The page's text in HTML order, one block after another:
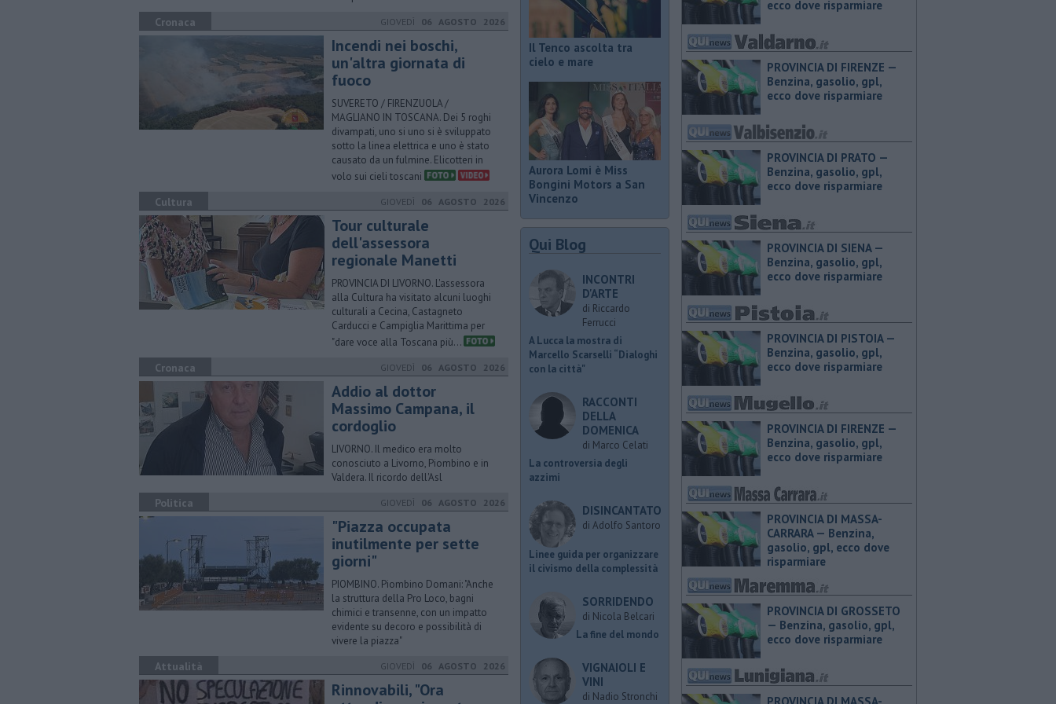
Cronaca GIOVEDÌ 06 AGOSTO 2026
Incendi nei boschi,
un'altra giornata di
fuoco
SUVERETO / FIRENZUOLA /
MAGLIANO IN TOSCANA. Dei 5 roghi
divampati, uno si uno si è sviluppato
sotto la linea elettrica e uno è stato
causato da un fulmine. Elicotteri in
volo sui cieli toscani
Cultura GIOVEDÌ 06 AGOSTO 2026
Tour culturale
dell'assessora
regionale Manetti
PROVINCIA DI LIVORNO. L'assessora
alla Cultura ha visitato alcuni luoghi
culturali a Cecina, Castagneto
Carducci e Campiglia Marittima per
"dare voce alla Toscana più...
Cronaca GIOVEDÌ 06 AGOSTO 2026
Addio al dottor
Massimo Campana, il
cordoglio
LIVORNO. Il medico era molto
conosciuto a Livorno, Piombino e in
Valdera. Il ricordo dell'Asl
Politica GIOVEDÌ 06 AGOSTO 2026
"Piazza occupata
inutilmente per sette
giorni"
PIOMBINO. Piombino Domani: "Anche
la struttura della Pro Loco, bagni
chimici e transenne, con un impatto
evidente su decoro e possibilità di
vivere la piazza"
Attualità GIOVEDÌ 06 AGOSTO 2026
Rinnovabili, "Ora
Il Tenco ascolta tra
cielo e mare
Aurora Lomi è Miss
Bongini Motors a San
Vincenzo
Qui Blog
INCONTRI
D'ARTE
di Riccardo
Ferrucci
A Lucca la mostra di
Marcello Scarselli “Dialoghi
con la città"
RACCONTI
DELLA
DOMENICA
di Marco Celati
La controversia degli
azzimi
DISINCANTATO
di Adolfo Santoro
​Linee guida per organizzare
il civismo della complessità
SORRIDENDO
di Nicola Belcari
La fine del mondo
VIGNAIOLI E
VINI
di Nadio Stronchi
ecco dove risparmiare
PROVINCIA DI FIRENZE — ​
Benzina, gasolio, gpl,
ecco dove risparmiare
PROVINCIA DI PRATO — ​
Benzina, gasolio, gpl,
ecco dove risparmiare
PROVINCIA DI SIENA — ​
Benzina, gasolio, gpl,
ecco dove risparmiare
PROVINCIA DI PISTOIA — ​
Benzina, gasolio, gpl,
ecco dove risparmiare
PROVINCIA DI FIRENZE — ​
Benzina, gasolio, gpl,
ecco dove risparmiare
PROVINCIA DI MASSA-
CARRARA — ​Benzina,
gasolio, gpl, ecco dove
risparmiare
PROVINCIA DI GROSSETO
— ​Benzina, gasolio, gpl,
ecco dove risparmiare